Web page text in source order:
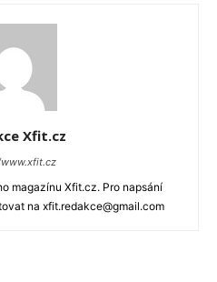
Xfit.cz
magazínu Xfit.cz. Pro napsání
na xfit.redakce@gmail.com